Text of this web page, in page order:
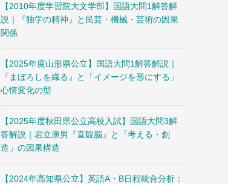
【2010年度学習院大文学部】国語大問1解答解
説｜『独学の精神』と民芸・機械・芸術の因果
関係
【2025年度山形県公立】国語大問1解答解説｜
『まぼろしを織る』と「イメージを形にする」
心情変化の型
【2025年度秋田県公立高校入試】国語大問3解
答解説｜岩立康男『直観脳』と「考える・創
造」の因果構造
【2024年高知県公立】英語A・B日程統合分析：